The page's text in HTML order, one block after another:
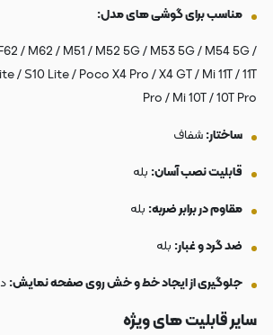
مناسب برای گوشی های مدل:
/ M62 / M51 / M52 5G / M53 5G / M54 5G /
/ S10 Lite / Poco X4 Pro / X4 GT / Mi 11T / 11T
Pro / Mi 10T / 10T Pro
ساختار:شفاف
قابلیت نصب آسان: بله
مقاوم در برابر ضربه: بله
ضد گرد و غبار: بله
جلوگیری از ایجاد خط و خش روی صفحه نمایش:
سایر قابلیت های ویژه